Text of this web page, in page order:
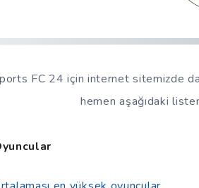
FC 24 için internet sitemizde
hemen aşağıdaki